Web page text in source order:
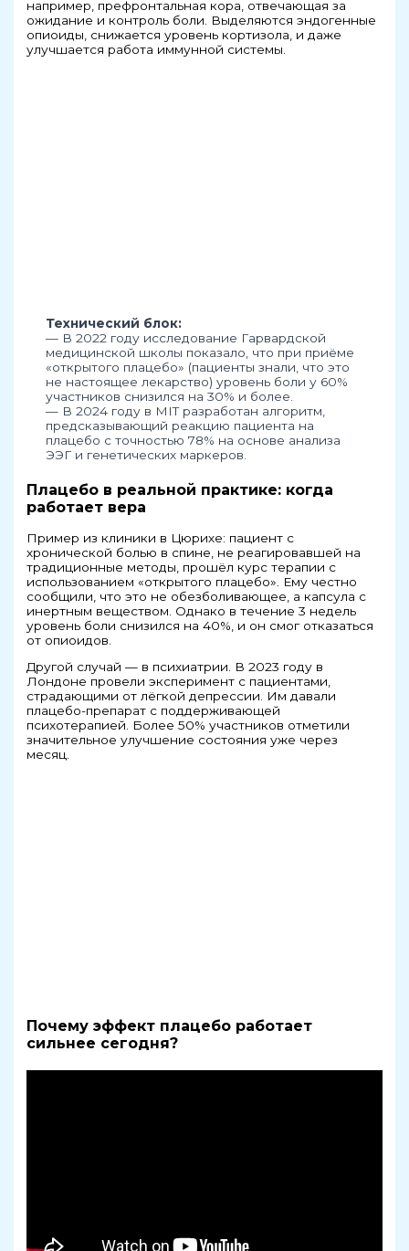
например, префронтальная кора, отвечающая за
ожидание и контроль боли. Выделяются эндогенные
опиоиды, снижается уровень кортизола, и даже
улучшается работа иммунной системы.
Технический блок:
— В 2022 году исследование Гарвардской
медицинской школы показало, что при приёме
«открытого плацебо» (пациенты знали, что это
не настоящее лекарство) уровень боли у 60%
участников снизился на 30% и более.
— В 2024 году в MIT разработан алгоритм,
предсказывающий реакцию пациента на
плацебо с точностью 78% на основе анализа
ЭЭГ и генетических маркеров.
Плацебо в реальной практике: когда
работает вера
Пример из клиники в Цюрихе: пациент с
хронической болью в спине, не реагировавшей на
традиционные методы, прошёл курс терапии с
использованием «открытого плацебо». Ему честно
сообщили, что это не обезболивающее, а капсула с
инертным веществом. Однако в течение 3 недель
уровень боли снизился на 40%, и он смог отказаться
от опиоидов.
Другой случай — в психиатрии. В 2023 году в
Лондоне провели эксперимент с пациентами,
страдающими от лёгкой депрессии. Им давали
плацебо-препарат с поддерживающей
психотерапией. Более 50% участников отметили
значительное улучшение состояния уже через
месяц.
Почему эффект плацебо работает
сильнее сегодня?